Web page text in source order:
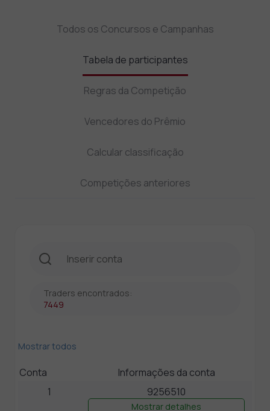
Todos os Concursos e Campanhas
Tabela de participantes
Regras da Competição
Vencedores do Prêmio
Calcular classificação
Competições anteriores
Traders encontrados:
7449
Mostrar todos
Conta
Informações da conta
1
9256510
Mostrar detalhes